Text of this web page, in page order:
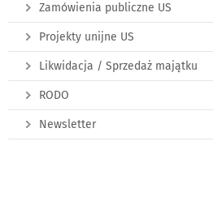
Zamówienia publiczne US
Projekty unijne US
Likwidacja / Sprzedaż majątku
RODO
Newsletter